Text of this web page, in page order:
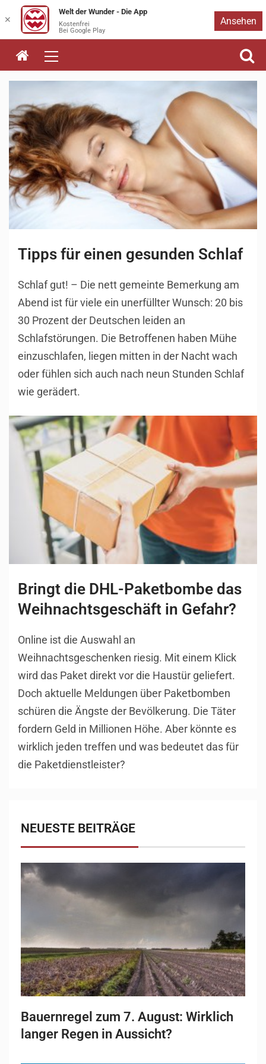
Zum
Inhalt
springen
Tipps für einen gesunden Schlaf
Schlaf gut! – Die nett gemeinte Bemerkung am
Abend ist für viele ein unerfüllter Wunsch: 20 bis
30 Prozent der Deutschen leiden an
Schlafstörungen. Die Betroffenen haben Mühe
einzuschlafen, liegen mitten in der Nacht wach
oder fühlen sich auch nach neun Stunden Schlaf
wie gerädert.
Bringt die DHL-Paketbombe das
Weihnachtsgeschäft in Gefahr?
Online ist die Auswahl an
Weihnachtsgeschenken riesig. Mit einem Klick
wird das Paket direkt vor die Haustür geliefert.
Doch aktuelle Meldungen über Paketbomben
schüren die Ängste der Bevölkerung. Die Täter
fordern Geld in Millionen Höhe. Aber könnte es
wirklich jeden treffen und was bedeutet das für
die Paketdienstleister?
NEUESTE BEITRÄGE
Bauernregel zum 7. August: Wirklich
langer Regen in Aussicht?
✕
Welt der Wunder - Die App
Kostenfrei
Bei Google Play
Ansehen